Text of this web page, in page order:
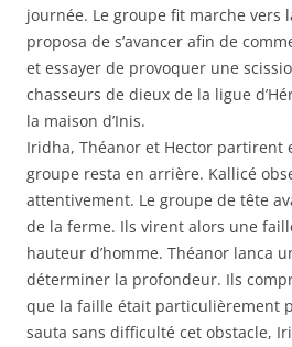
journée. Le groupe fit marche vers
proposa de s’avancer afin de
et essayer de provoquer une
chasseurs de dieux de la ligue
la maison d’Inis.
Iridha, Théanor et Hector partirent
groupe resta en arrière. Kallicé
attentivement. Le groupe de tête
de la ferme. Ils virent alors une
hauteur d’homme. Théanor lanca
déterminer la profondeur. Ils
que la faille était particulièrement
sauta sans difficulté cet obstacle,